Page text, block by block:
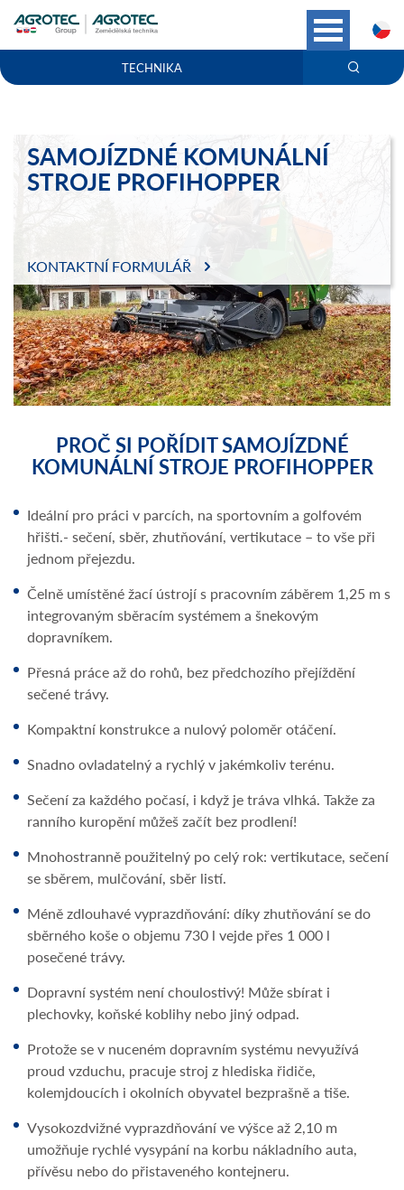
TECHNIKA
SAMOJÍZDNÉ KOMUNÁLNÍ
STROJE PROFIHOPPER
KONTAKTNÍ FORMULÁŘ
PROČ SI POŘÍDIT SAMOJÍZDNÉ
KOMUNÁLNÍ STROJE PROFIHOPPER
Ideální pro práci v parcích, na sportovním a golfovém
hřišti.- sečení, sběr, zhutňování, vertikutace – to vše při
jednom přejezdu.
Čelně umístěné žací ústrojí s pracovním záběrem 1,25 m s
integrovaným sběracím systémem a šnekovým
dopravníkem.
Přesná práce až do rohů, bez předchozího přejíždění
sečené trávy.
Kompaktní konstrukce a nulový poloměr otáčení.
Snadno ovladatelný a rychlý v jakémkoliv terénu.
Sečení za každého počasí, i když je tráva vlhká. Takže za
ranního kuropění můžeš začít bez prodlení!
Mnohostranně použitelný po celý rok: vertikutace, sečení
se sběrem, mulčování, sběr listí.
Méně zdlouhavé vyprazdňování: díky zhutňování se do
sběrného koše o objemu 730 l vejde přes 1 000 l
posečené trávy.
Dopravní systém není choulostivý! Může sbírat i
plechovky, koňské koblihy nebo jiný odpad.
Protože se v nuceném dopravním systému nevyužívá
proud vzduchu, pracuje stroj z hlediska řidiče,
kolemjdoucích i okolních obyvatel bezprašně a tiše.
Vysokozdvižné vyprazdňování ve výšce až 2,10 m
umožňuje rychlé vysypání na korbu nákladního auta,
přívěsu nebo do přistaveného kontejneru.